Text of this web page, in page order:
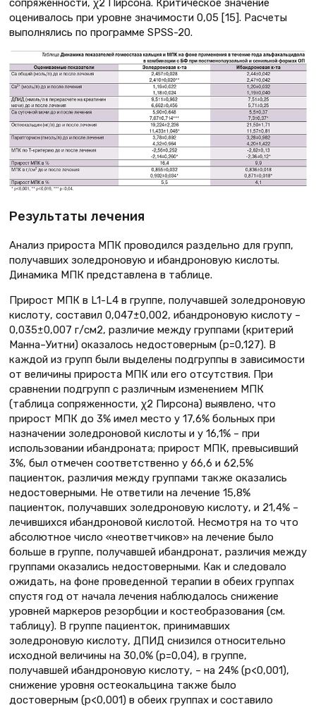
сопряженности, χ2 Пирсона. Критическое значение
оценивалось при уровне значимости 0,05 [15]. Расчеты
выполнялись по программе SPSS-20.
Результаты лечения
Анализ прироста МПК проводился раздельно для групп,
получавших золедроновую и ибандроновую кислоты.
Динамика МПК представлена в таблице.
Прирост МПК в L1-L4 в группе, получавшей золедроновую
кислоту, составил 0,047±0,002, ибандроновую кислоту –
0,035±0,007 г/см2, различие между группами (критерий
Манна–Уитни) оказалось недостоверным (р=0,127). В
каждой из групп были выделены подгруппы в зависимости
от величины прироста МПК или его отсутствия. При
сравнении подгрупп с различным изменением МПК
(таблица сопряженности, χ2 Пирсона) выявлено, что
прирост МПК до 3% имел место у 17,6% больных при
назначении золедроновой кислоты и у 16,1% – при
использовании ибандроната; прирост МПК, превысивший
3%, был отмечен соответственно у 66,6 и 62,5%
пациенток, различия между группами также оказались
недостоверными. Не ответили на лечение 15,8%
пациенток, получавших золедроновую кислоту, и 21,4% –
лечившихся ибандроновой кислотой. Несмотря на то что
абсолютное число «неответчиков» на лечение было
больше в группе, получавшей ибандронат, различия между
группами оказались недостоверными. Как и следовало
ожидать, на фоне проведенной терапии в обеих группах
спустя год от начала лечения наблюдалось снижение
уровней маркеров резорбции и костеобразования (см.
таблицу). В группе пациенток, принимавших
золедроновую кислоту, ДПИД снизился относительно
исходной величины на 30,0% (р=0,04), в группе,
получавшей ибандроновую кислоту, – на 24% (р<0,001),
снижение уровня остеокальцина также было
достоверным (р<0,001) в обеих группах и составило